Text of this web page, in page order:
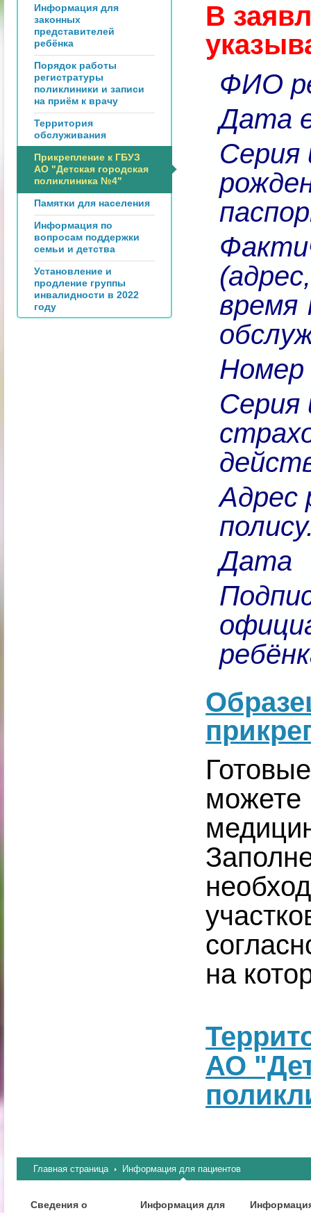
Информация для
законных
представителей
ребёнка
Порядок работы
регистратуры
поликлиники и записи
на приём к врачу
Территория
обслуживания
Прикрепление к ГБУЗ
АО "Детская городская
поликлиника №4"
Памятки для населения
Информация по
вопросам поддержки
семьи и детства
Установление и
продление группы
инвалидности в 2022
году
В
ФИО
Дата
Серия
время
Номер
Серия
Адрес
Дата
на
АО
Главная страница Информация для пациентов
Сведения о
Информация для